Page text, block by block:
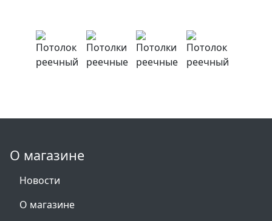
О магазине
Новости
О магазине